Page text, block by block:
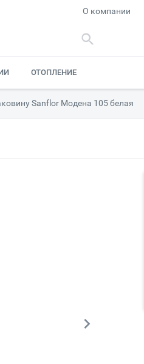
О компании
ОТОПЛЕНИЕ
Sanflor Модена 105 белая